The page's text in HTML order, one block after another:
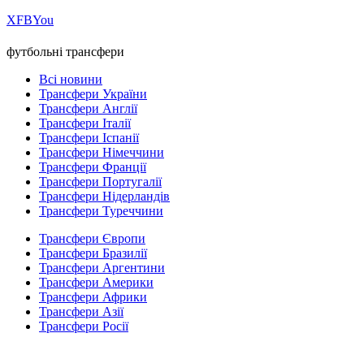
ХFBYou
футбольні трансфери
Всі новини
Трансфери України
Трансфери Англії
Трансфери Італії
Трансфери Іспанії
Трансфери Німеччини
Трансфери Франції
Трансфери Португалії
Трансфери Нідерландів
Трансфери Туреччини
Трансфери Європи
Трансфери Бразилії
Трансфери Аргентини
Трансфери Америки
Трансфери Африки
Трансфери Азії
Трансфери Росії